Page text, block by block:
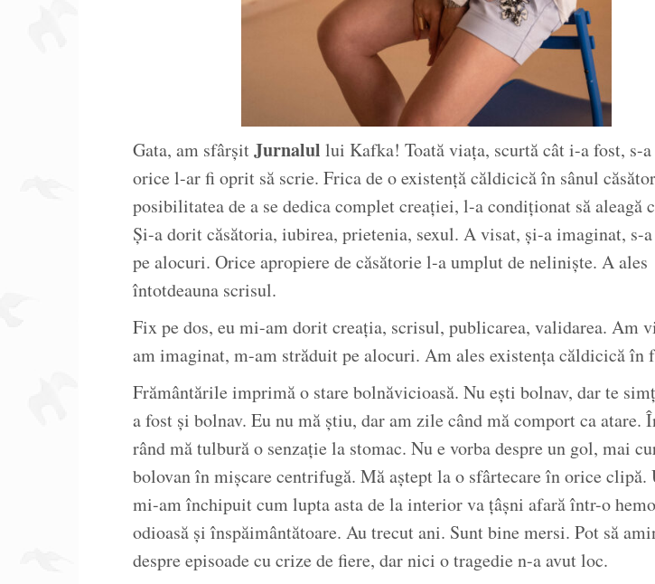
Gata, am sfârșitJurnalul lui Kafka! Toată viața, scurtă cât i-a fost, s-
orice l-ar fi oprit să scrie. Frica de o existență căldicică în sânul
posibilitatea de a se dedica complet creației, l-a condiționat să aleagă
Și-a dorit căsătoria, iubirea, prietenia, sexul. A visat, și-a imaginat, s-
pe alocuri. Orice apropiere de căsătorie l-a umplut de neliniște. A ales
întotdeauna scrisul.
Fix pe dos, eu mi-am dorit creația, scrisul, publicarea, validarea. Am
am imaginat, m-am străduit pe alocuri. Am ales existența căldicică în
Frământările imprimă o stare bolnăvicioasă. Nu ești bolnav, dar te
a fost și bolnav. Eu nu mă știu, dar am zile când mă comport ca atare.
rând mă tulbură o senzație la stomac. Nu e vorba despre un gol, mai
bolovan în mișcare centrifugă. Mă aștept la o sfârtecare în orice clipă.
mi-am închipuit cum lupta asta de la interior va țâșni afară într-o
odioasă și înspăimântătoare. Au trecut ani. Sunt bine mersi. Pot să
despre episoade cu crize de fiere, dar nici o tragedie n-a avut loc.